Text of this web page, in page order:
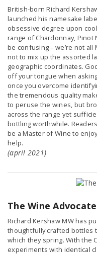
British-born Richard
launched his namesake
obsessive degree upon
range of Chardonnay, Pinot
be confusing – we’re not
not to mix up the assorted
geographic coordinates.
off your tongue when
once you overcome
the tremendous quality
to peruse the wines, but
across the range yet
bottling worthwhile.
be a Master of Wine to
help.
(april 2021)
The Wine Advocate
Richard Kershaw MW has
thoughtfully crafted bottles
which they spring. With the
experiments with identical